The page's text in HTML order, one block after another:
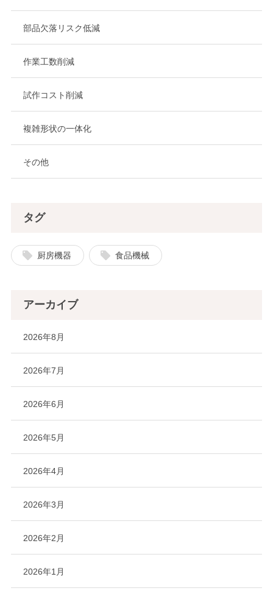
部品欠落リスク低減
作業工数削減
試作コスト削減
複雑形状の一体化
その他
タグ
厨房機器 食品機械
アーカイブ
2026年8月
2026年7月
2026年6月
2026年5月
2026年4月
2026年3月
2026年2月
2026年1月